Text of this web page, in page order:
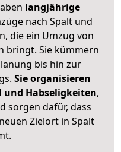
langjährige
nach Spalt und
die ein Umzug von
bringt. Sie kümmern
bis hin zur
Sie organisieren
und Habseligkeiten,
sorgen dafür, dass
Zielort in Spalt